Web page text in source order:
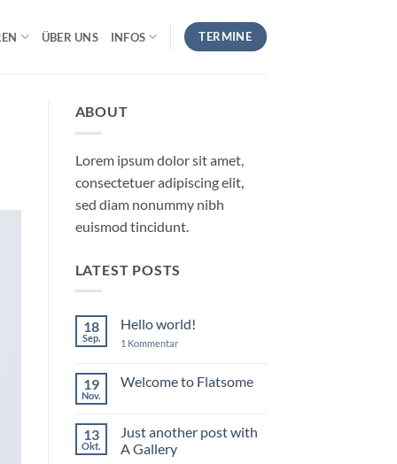
ÜBER UNS INFOS TERMINE
ABOUT
Lorem ipsum dolor sit amet,
consectetuer adipiscing elit,
sed diam nonummy nibh
euismod tincidunt.
LATEST POSTS
18
Sep.
Hello world!
1 Kommentarzu
19
Nov.
Welcome to Flatsome
Welcome
to
Flatsome
13
Okt.
Just another post with
A Gallery